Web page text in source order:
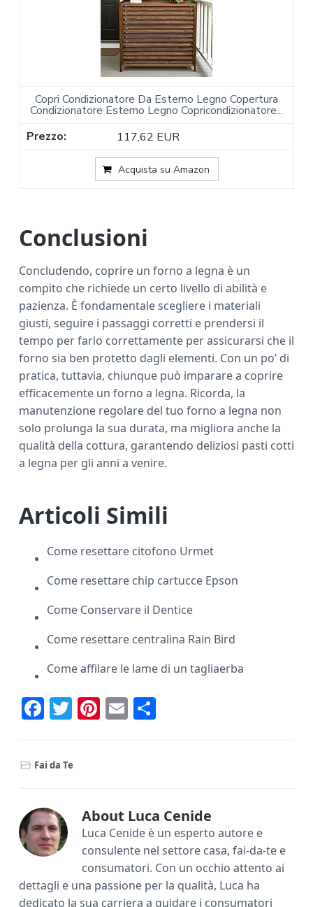
Copri Condizionatore Da Esterno Legno Copertura
Condizionatore Esterno Legno Copricondizionatore...
117,62 EUR
Acquista su Amazon
Conclusioni
Concludendo, coprire un forno a legna è un
compito che richiede un certo livello di abilità e
pazienza. È fondamentale scegliere i materiali
giusti, seguire i passaggi corretti e prendersi il
tempo per farlo correttamente per assicurarsi che il
forno sia ben protetto dagli elementi. Con un po’ di
pratica, tuttavia, chiunque può imparare a coprire
efficacemente un forno a legna. Ricorda, la
manutenzione regolare del tuo forno a legna non
solo prolunga la sua durata, ma migliora anche la
qualità della cottura, garantendo deliziosi pasti cotti
a legna per gli anni a venire.
Articoli Simili
Come resettare citofono Urmet​​
Come resettare chip cartucce Epson​​
Come Conservare il Dentice
Come resettare centralina Rain Bird​​
Come affilare le lame di un tagliaerba
F
e
b
ok
T
te
Pi E C
di
Fai da Te
About Luca Cenide
Luca Cenide è un esperto autore e
consulente nel settore casa, fai-da-te e
consumatori. Con un occhio attento ai
dettagli e una passione per la qualità, Luca ha
dedicato la sua carriera a guidare i consumatori